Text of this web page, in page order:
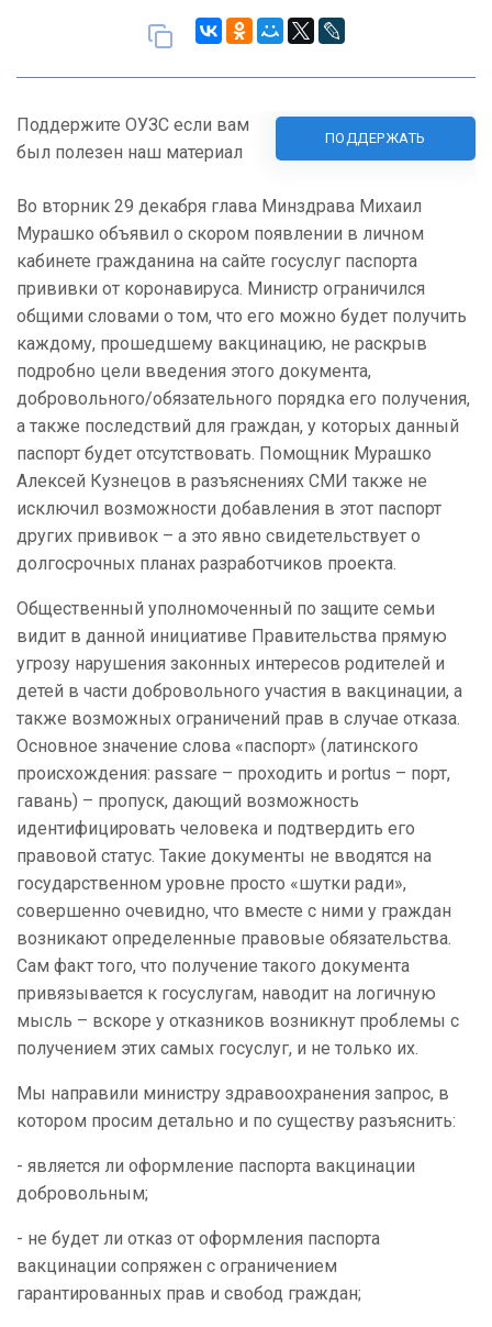
Поддержите ОУЗС если вам
был полезен наш материал
ПОДДЕРЖАТЬ
Во вторник 29 декабря глава Минздрава Михаил
Мурашко объявил о скором появлении в личном
кабинете гражданина на сайте госуслуг паспорта
прививки от коронавируса. Министр ограничился
общими словами о том, что его можно будет получить
каждому, прошедшему вакцинацию, не раскрыв
подробно цели введения этого документа,
добровольного/обязательного порядка его получения,
а также последствий для граждан, у которых данный
паспорт будет отсутствовать. Помощник Мурашко
Алексей Кузнецов в разъяснениях СМИ также не
исключил возможности добавления в этот паспорт
других прививок – а это явно свидетельствует о
долгосрочных планах разработчиков проекта.
Общественный уполномоченный по защите семьи
видит в данной инициативе Правительства прямую
угрозу нарушения законных интересов родителей и
детей в части добровольного участия в вакцинации, а
также возможных ограничений прав в случае отказа.
Основное значение слова «паспорт» (латинского
происхождения: passare – проходить и portus – порт,
гавань) – пропуск, дающий возможность
идентифицировать человека и подтвердить его
правовой статус. Такие документы не вводятся на
государственном уровне просто «шутки ради»,
совершенно очевидно, что вместе с ними у граждан
возникают определенные правовые обязательства.
Сам факт того, что получение такого документа
привязывается к госуслугам, наводит на логичную
мысль – вскоре у отказников возникнут проблемы с
получением этих самых госуслуг, и не только их.
Мы направили министру здравоохранения запрос, в
котором просим детально и по существу разъяснить:
- является ли оформление паспорта вакцинации
добровольным;
- не будет ли отказ от оформления паспорта
вакцинации сопряжен с ограничением
гарантированных прав и свобод граждан;